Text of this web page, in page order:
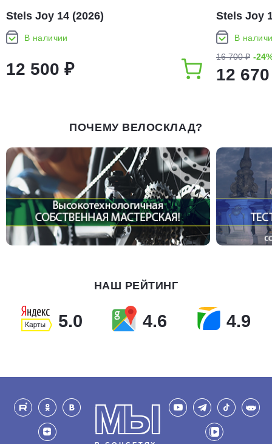
Stels Joy 14 (2026)
В наличии
12 500 ₽
Stels Joy
В
16 700 ₽ -
12
ПОЧЕМУ ВЕЛОСКЛАД?
НАШ РЕЙТИНГ
5.0 4.6 4.9
МЫ